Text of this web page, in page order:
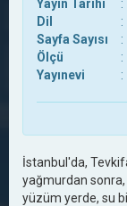
Yayın Tarihi
:
Dil
:
Sayfa Sayısı
:
Ölçü
:
Yayınevi
:
İstanbul'da,
yağmurdan sonra,
yüzüm yerde, su